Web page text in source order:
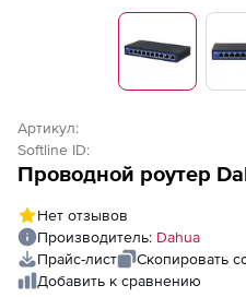
Артикул:
Softline ID:
Проводной роутер
Нет отзывов
Производитель: Dahua
Прайс-лист
Скопировать
Добавить к сравнению